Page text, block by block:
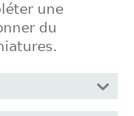
une
du